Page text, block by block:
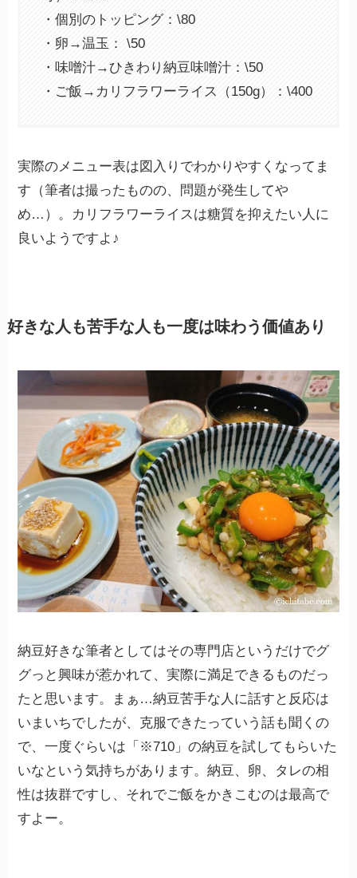
・個別のトッピング：\80
・卵→温玉： \50
・味噌汁→ひきわり納豆味噌汁：\50
・ご飯→カリフラワーライス（150g）：\400
実際のメニュー表は図入りでわかりやすくなってま
す（筆者は撮ったものの、問題が発生してや
め…）。カリフラワーライスは糖質を抑えたい人に
良いようですよ♪
好きな人も苦手な人も一度は味わう価値あり
納豆好きな筆者としてはその専門店というだけでグ
グっと興味が惹かれて、実際に満足できるものだっ
たと思います。まぁ…納豆苦手な人に話すと反応は
いまいちでしたが、克服できたっていう話も聞くの
で、一度ぐらいは「※710」の納豆を試してもらいた
いなという気持ちがあります。納豆、卵、タレの相
性は抜群ですし、それでご飯をかきこむのは最高で
すよー。